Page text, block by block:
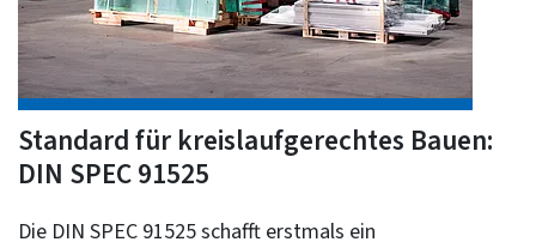
Standard für kreislaufgerechtes Bauen:
DIN SPEC 91525
Die DIN SPEC 91525 schafft erstmals ein